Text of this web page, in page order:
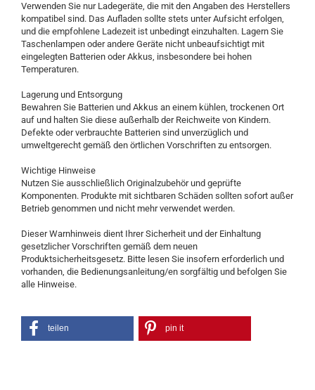
Verwenden Sie nur Ladegeräte, die mit den Angaben des Herstellers
kompatibel sind. Das Aufladen sollte stets unter Aufsicht erfolgen,
und die empfohlene Ladezeit ist unbedingt einzuhalten. Lagern Sie
Taschenlampen oder andere Geräte nicht unbeaufsichtigt mit
eingelegten Batterien oder Akkus, insbesondere bei hohen
Temperaturen.
Lagerung und Entsorgung
Bewahren Sie Batterien und Akkus an einem kühlen, trockenen Ort
auf und halten Sie diese außerhalb der Reichweite von Kindern.
Defekte oder verbrauchte Batterien sind unverzüglich und
umweltgerecht gemäß den örtlichen Vorschriften zu entsorgen.
Wichtige Hinweise
Nutzen Sie ausschließlich Originalzubehör und geprüfte
Komponenten. Produkte mit sichtbaren Schäden sollten sofort außer
Betrieb genommen und nicht mehr verwendet werden.
Dieser Warnhinweis dient Ihrer Sicherheit und der Einhaltung
gesetzlicher Vorschriften gemäß dem neuen
Produktsicherheitsgesetz. Bitte lesen Sie insofern erforderlich und
vorhanden, die Bedienungsanleitung/en sorgfältig und befolgen Sie
alle Hinweise.
teilen pin it